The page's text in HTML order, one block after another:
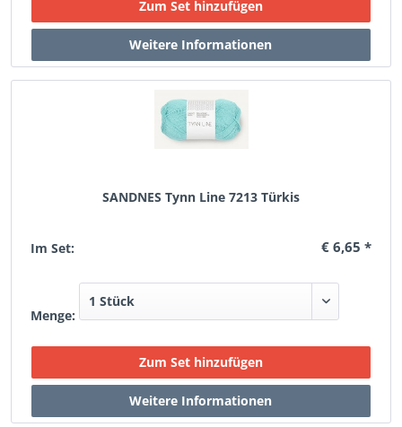
SANDNES Tynn Line 7213 Türkis
Im Set: € 6,65 *
Menge: